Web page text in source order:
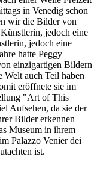
in Venedig schon
wir die Bilder von
jedoch eine
jedoch eine
hatte Peggy
einzigartigen Bildern
Welt auch Teil haben
eröffnete sie im
"Art of This
Aufsehen, da sie der
Bilder erkennen
Museum in ihrem
Palazzo Venier dei
ist.